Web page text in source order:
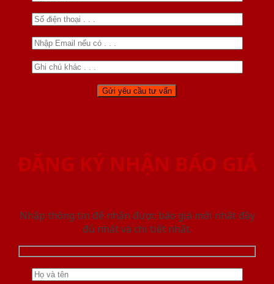
ĐĂNG KÝ NHẬN BÁO GIÁ
Nhập thông tin để nhận được báo giá mới nhât đầy
đủ nhất và chi tiết nhất.